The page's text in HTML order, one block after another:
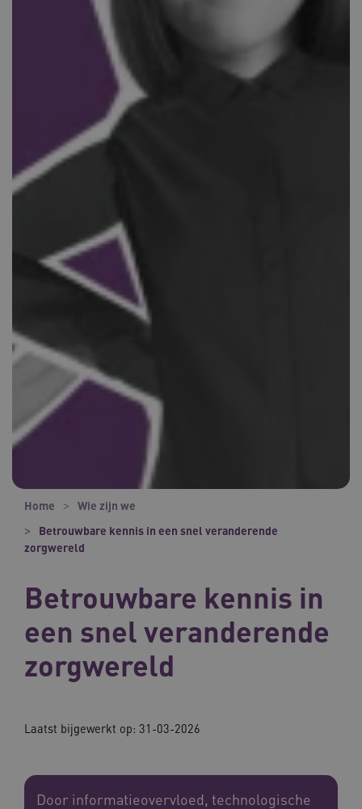
Home
Wie zijn we
Betrouwbare kennis in een snel veranderende
zorgwereld
Betrouwbare kennis in
een snel veranderende
zorgwereld
Laatst bijgewerkt op: 31-03-2026
Door informatieovervloed, technologische